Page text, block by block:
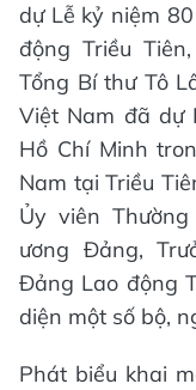
dự Lễ kỷ niệm
động Triều
Tổng Bí thư Tô
Việt Nam đã dự
Hồ Chí Minh
Nam tại Triều
Ủy viên
ương Đảng,
Đảng Lao động
diện một số bộ,
Phát biểu khai